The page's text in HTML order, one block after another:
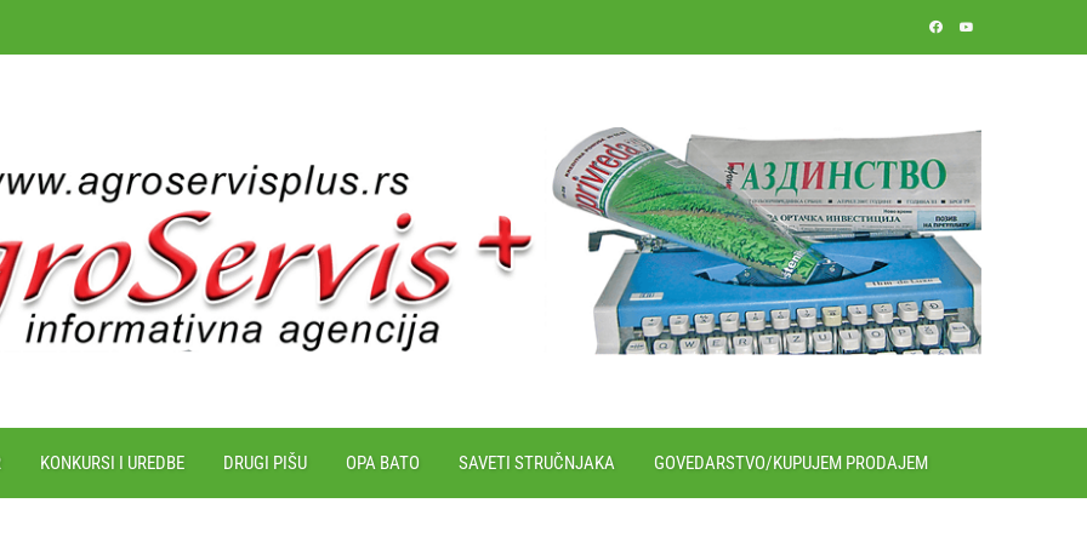
KONKURSI I UREDBE DRUGI PIŠU OPA BATO SAVETI STRUČNJAKA GOVEDARSTVO/KUPUJEM PRODAJEM